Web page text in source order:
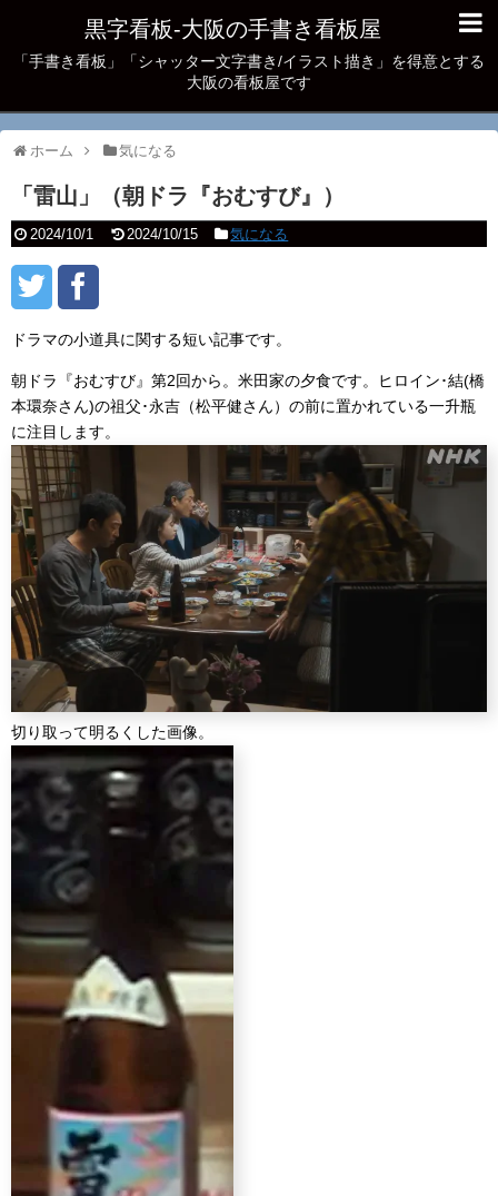
黒字看板‐大阪の手書き看板屋
「手書き看板」「シャッター文字書き/イラスト描き」を得意とする
大阪の看板屋です
ホーム 気になる
「雷山」（朝ドラ『おむすび』）
2024/10/1 2024/10/15 気になる
ドラマの小道具に関する短い記事です。
朝ドラ『おむすび』第2回から。米田家の夕食です。ヒロイン･結(橋
本環奈さん)の祖父･永吉（松平健さん）の前に置かれている一升瓶
に注目します。
切り取って明るくした画像。